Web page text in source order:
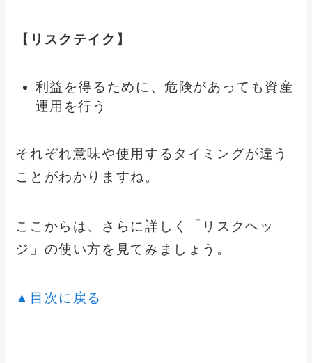
【リスクテイク】
利益を得るために、危険があっても資産
運用を行う
それぞれ意味や使用するタイミングが違う
ことがわかりますね。
ここからは、さらに詳しく「リスクヘッ
ジ」の使い方を見てみましょう。
▲目次に戻る